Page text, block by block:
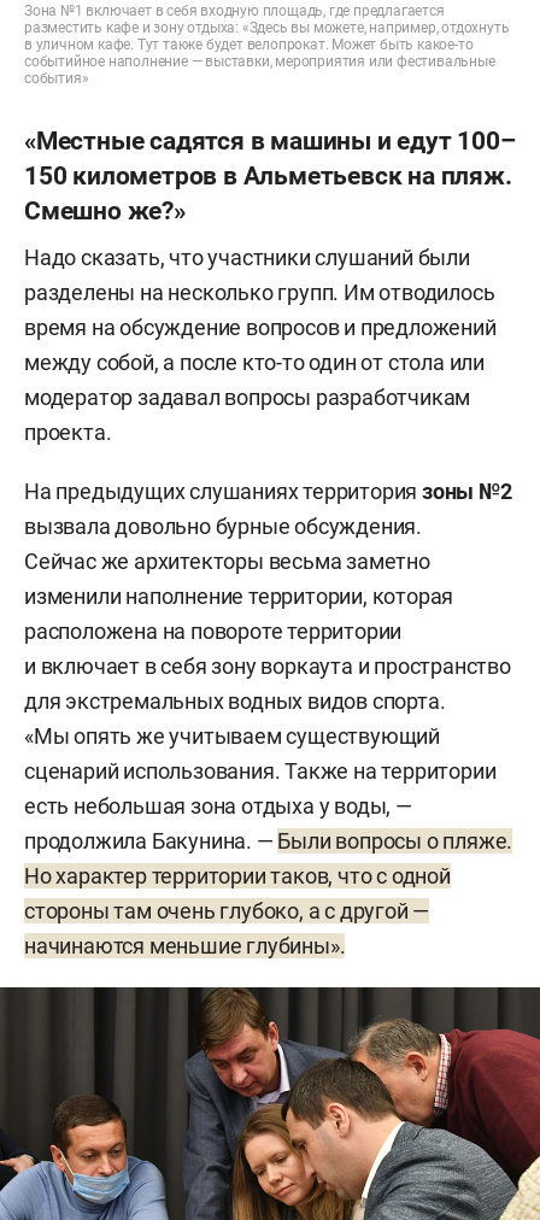
Зона №1 включает в себя входную площадь, где предлагается
разместить кафе и зону отдыха: «Здесь вы можете, например, отдохнуть
в уличном кафе. Тут также будет велопрокат. Может быть какое-то
событийное наполнение — выставки, мероприятия или фестивальные
события»
«Местные садятся в машины и едут 100–
150 километров в Альметьевск на пляж.
Смешно же?»
Надо сказать, что участники слушаний были
разделены на несколько групп. Им отводилось
время на обсуждение вопросов и предложений
между собой, а после кто-то один от стола или
модератор задавал вопросы разработчикам
проекта.
На предыдущих слушаниях территория зоны №2
вызвала довольно бурные обсуждения.
Сейчас же архитекторы весьма заметно
изменили наполнение территории, которая
расположена на повороте территории
и включает в себя зону воркаута и пространство
для экстремальных водных видов спорта.
«Мы опять же учитываем существующий
сценарий использования. Также на территории
есть небольшая зона отдыха у воды, —
продолжила Бакунина. — Были вопросы о пляже.
Но характер территории таков, что с одной
стороны там очень глубоко, а с другой —
начинаются меньшие глубины».